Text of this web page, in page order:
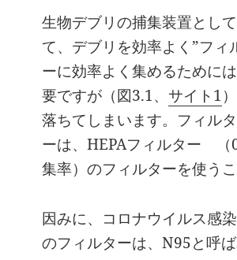
生物デブリの捕集装置とし
て、デブリを効率よく”フィ
ーに効率よく集めるために
要ですが（図3.1、サイト1
落ちてしまいます。フィル
ーは、HEPAフィルター （
集率）のフィルターを使うこ
因みに、コロナウイルス感
のフィルターは、N95と呼